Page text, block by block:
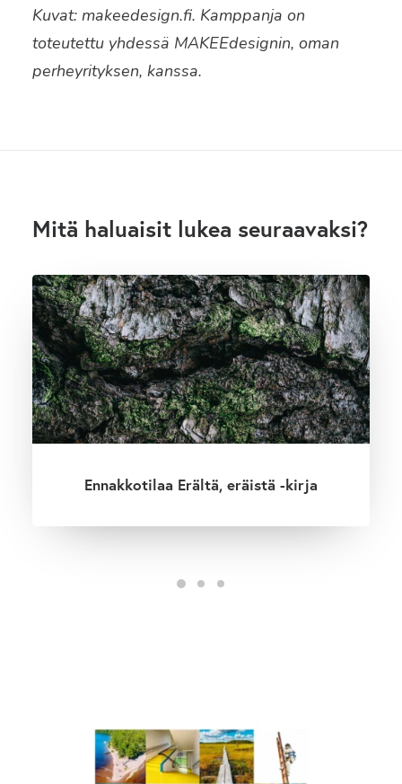
Kuvat: makeedesign.fi. Kamppanja on
toteutettu yhdessä MAKEEdesignin, oman
perheyrityksen, kanssa.
Mitä haluaisit lukea seuraavaksi?
Ennakkotilaa Erältä, eräistä -kirja